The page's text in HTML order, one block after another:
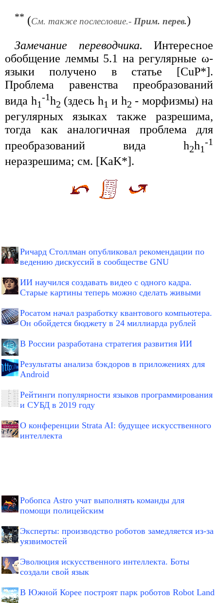
** (См. также послесловие.- Прим. перев.)
Замечание переводчика. Интересное
обобщение леммы 5.1 на регулярные ω-
языки получено в статье [CuP*].
Проблема равенства преобразований
вида h1
-1h2 (здесь h1 и h2 - морфизмы) на
регулярных языках также разрешима,
тогда как аналогичная проблема для
преобразований вида h2h1
-1
неразрешима; см. [KaK*].
Ричард Столлман опубликовал рекомендации по
ведению дискуссий в сообществе GNU
ИИ научился создавать видео с одного кадра.
Старые картины теперь можно сделать живыми
Росатом начал разработку квантового компьютера.
Он обойдется бюджету в 24 миллиарда рублей
В России разработана стратегия развития ИИ
Результаты анализа бэкдоров в приложениях для
Android
Рейтинги популярности языков программирования
и СУБД в 2019 году
О конференции Strata AI: будущее искусственного
интеллекта
Робопса Astro учат выполнять команды для
помощи полицейским
Эксперты: производство роботов замедляется из-за
уязвимостей
Эволюция искусственного интеллекта. Боты
создали свой язык
В Южной Корее построят парк роботов Robot Land